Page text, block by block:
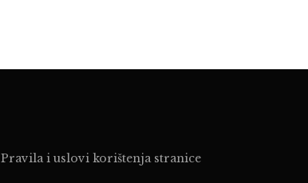
Pravila i uslovi korištenja stranice